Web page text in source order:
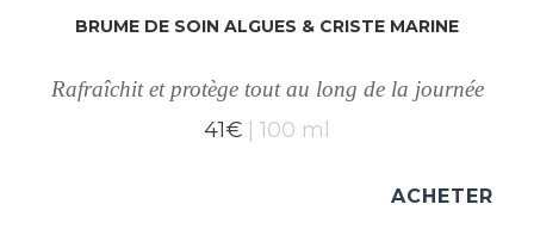
BRUME DE SOIN ALGUES & CRISTE MARINE
Rafraîchit et protège tout au long de la journée
41€ 100 ml
ACHETER